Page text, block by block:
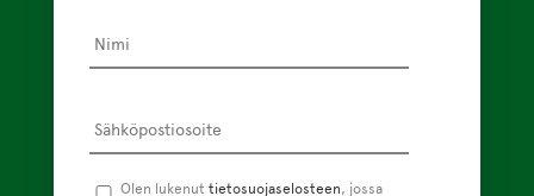
Tietosuojaseloste *
Olen lukenut tietosuojaselosteen, jossa